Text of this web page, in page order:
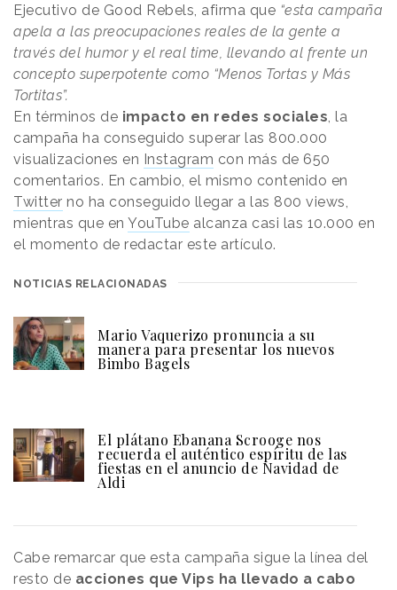
Ejecutivo de Good Rebels, afirma que “esta campaña
apela a las preocupaciones reales de la gente a
través del humor y el real time, llevando al frente un
concepto superpotente como “Menos Tortas y Más
Tortitas”.
En términos de impacto en redes sociales, la
campaña ha conseguido superar las 800.000
visualizaciones en Instagram con más de 650
comentarios. En cambio, el mismo contenido en
Twitter no ha conseguido llegar a las 800 views,
mientras que en YouTube alcanza casi las 10.000 en
el momento de redactar este artículo.
NOTICIAS RELACIONADAS
Mario Vaquerizo pronuncia a su
manera para presentar los nuevos
Bimbo Bagels
El plátano Ebanana Scrooge nos
recuerda el auténtico espíritu de las
fiestas en el anuncio de Navidad de
Aldi
Cabe remarcar que esta campaña sigue la línea del
resto de acciones que Vips ha llevado a cabo